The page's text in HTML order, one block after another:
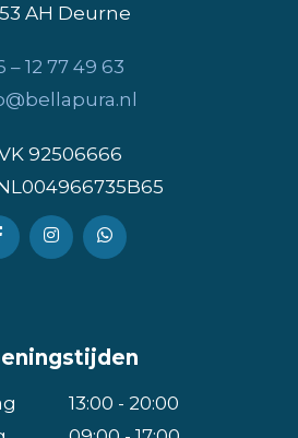
AH Deurne
– 12 77 49 63
92506666
13:00 - 20:00